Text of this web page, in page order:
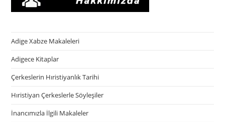
Adige Xabze Makaleleri
Adigece Kitaplar
Çerkeslerin Hıristiyanlık Tarihi
Hıristiyan Çerkeslerle Söyleşiler
İnancımızla İlgili Makaleler